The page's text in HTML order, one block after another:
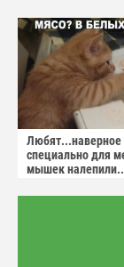
Любят...наверное
специально для
мышек